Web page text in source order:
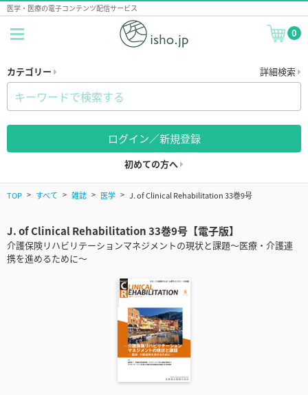
医学・医療の電子コンテンツ配信サービス
0
カテゴリー 詳細検索
ログイン／新規登録
初めての方へ
TOP すべて 雑誌 医学 J. of Clinical Rehabilitation 33巻9号
J. of Clinical Rehabilitation 33巻9号【電子版】
介護保険リハビリテーションマネジメントの現状と課題～医療・介護連
携を進めるために～